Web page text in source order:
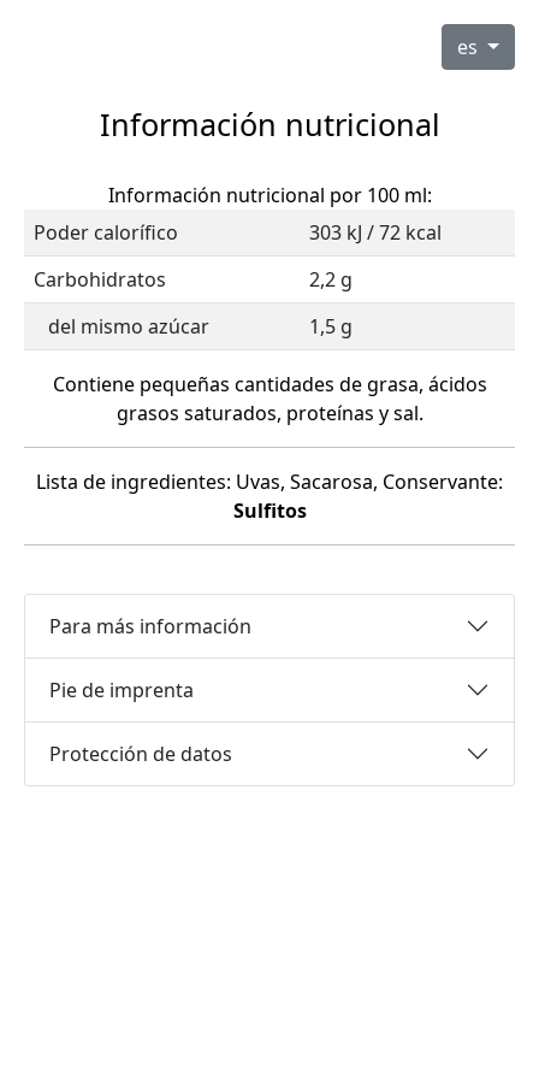
es
Información nutricional
Información nutricional por 100 ml:
Poder calorífico
303 kJ / 72 kcal
Carbohidratos
2,2 g
del mismo azúcar
1,5 g
Contiene pequeñas cantidades de grasa, ácidos
grasos saturados, proteínas y sal.
Lista de ingredientes: Uvas, Sacarosa, Conservante:
Sulfitos
Para más información
Pie de imprenta
Protección de datos